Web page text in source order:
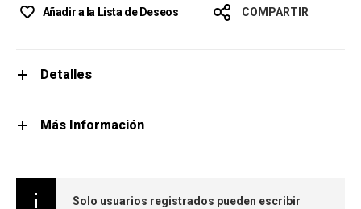
Añadir a la Lista de Deseos COMPARTIR
Detalles
Más Información
Solo usuarios registrados pueden escribir